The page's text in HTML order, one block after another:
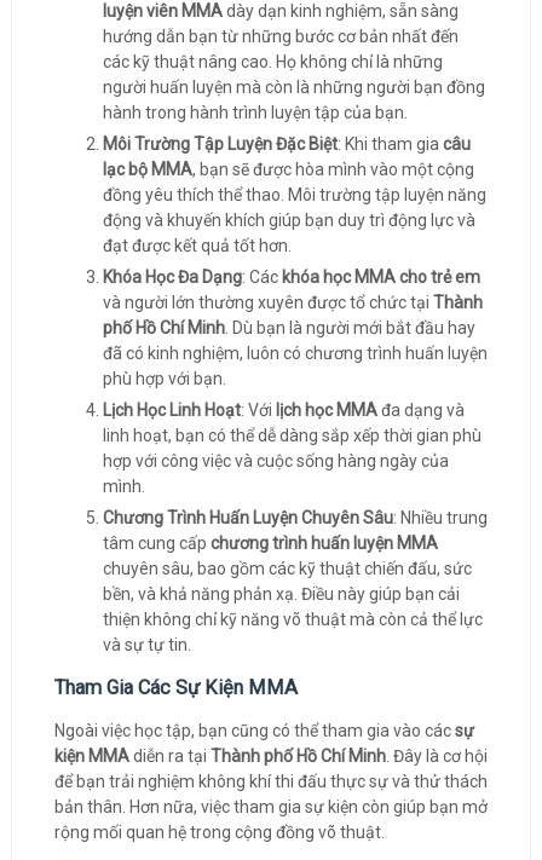
luyện viên MMAdày dạn kinh nghiệm, sẵn sàng
hướng dẫn bạn từ những bước cơ bản nhất đến
các kỹ thuật nâng cao. Họ không chỉ là những
người huấn luyện mà còn là những người bạn đồng
hành trong hành trình luyện tập của bạn.
Môi Trường Tập Luyện Đặc Biệt: Khi tham gia câu
lạc bộ MMA, bạn sẽ được hòa mình vào một cộng
đồng yêu thích thể thao. Môi trường tập luyện năng
động và khuyến khích giúp bạn duy trì động lực và
đạt được kết quả tốt hơn.
Khóa Học Đa Dạng: Các khóa học MMA cho trẻ em
và người lớn thường xuyên được tổ chức tại Thành
phố Hồ Chí Minh. Dù bạn là người mới bắt đầu hay
đã có kinh nghiệm, luôn có chương trình huấn luyện
phù hợp với bạn.
Lịch Học Linh Hoạt: Với lịch học MMAđa dạng và
linh hoạt, bạn có thể dễ dàng sắp xếp thời gian phù
hợp với công việc và cuộc sống hàng ngày của
mình.
Chương Trình Huấn Luyện Chuyên Sâu: Nhiều trung
tâm cung cấp chương trình huấn luyện MMA
chuyên sâu, bao gồm các kỹ thuật chiến đấu, sức
bền, và khả năng phản xạ. Điều này giúp bạn cải
thiện không chỉ kỹ năng võ thuật mà còn cả thể lực
và sự tự tin.
Tham Gia Các Sự Kiện MMA
Ngoài việc học tập, bạn cũng có thể tham gia vào cácsự
kiện MMAdiễn ra tại Thành phố Hồ Chí Minh. Đây là cơ hội
để bạn trải nghiệm không khí thi đấu thực sự và thử thách
bản thân. Hơn nữa, việc tham gia sự kiện còn giúp bạn mở
rộng mối quan hệ trong cộng đồng võ thuật.